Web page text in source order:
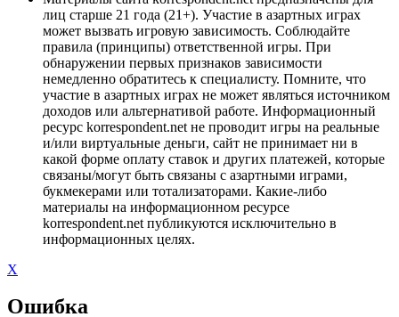
лиц старше 21 года (21+). Участие в азартных играх
может вызвать игровую зависимость. Соблюдайте
правила (принципы) ответственной игры. При
обнаружении первых признаков зависимости
немедленно обратитесь к специалисту. Помните, что
участие в азартных играх не может являться источником
доходов или альтернативой работе. Информационный
ресурс korrespondent.net не проводит игры на реальные
и/или виртуальные деньги, сайт не принимает ни в
какой форме оплату ставок и других платежей, которые
связаны/могут быть связаны с азартными играми,
букмекерами или тотализаторами. Какие-либо
материалы на информационном ресурсе
korrespondent.net публикуются исключительно в
информационных целях.
X
Ошибка